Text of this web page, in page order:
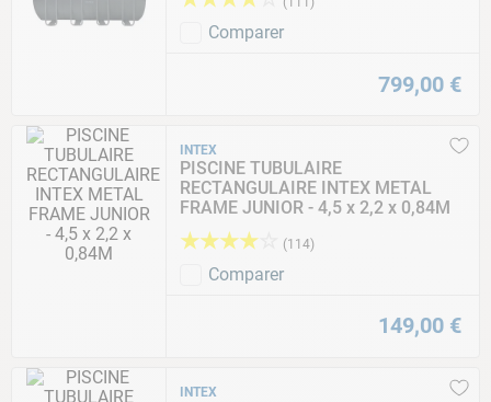
Comparer
799,00 €
INTEX
PISCINE TUBULAIRE
RECTANGULAIRE INTEX METAL
FRAME JUNIOR - 4,5 x 2,2 x 0,84M
★★★★ (114)
Comparer
149,00 €
INTEX